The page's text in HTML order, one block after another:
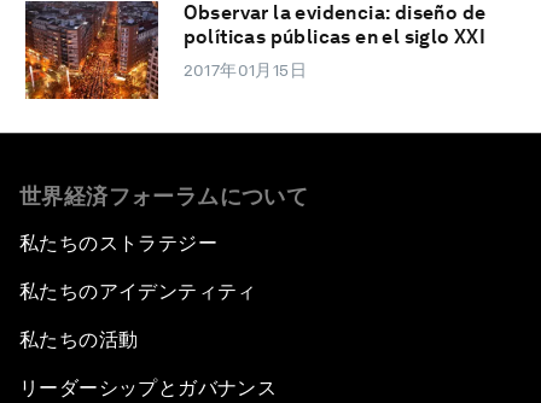
Observar la evidencia: diseño de
políticas públicas en el siglo XXI
2017年01月15日
世界経済フォーラムについて
私たちのストラテジー
私たちのアイデンティティ
私たちの活動
リーダーシップとガバナンス